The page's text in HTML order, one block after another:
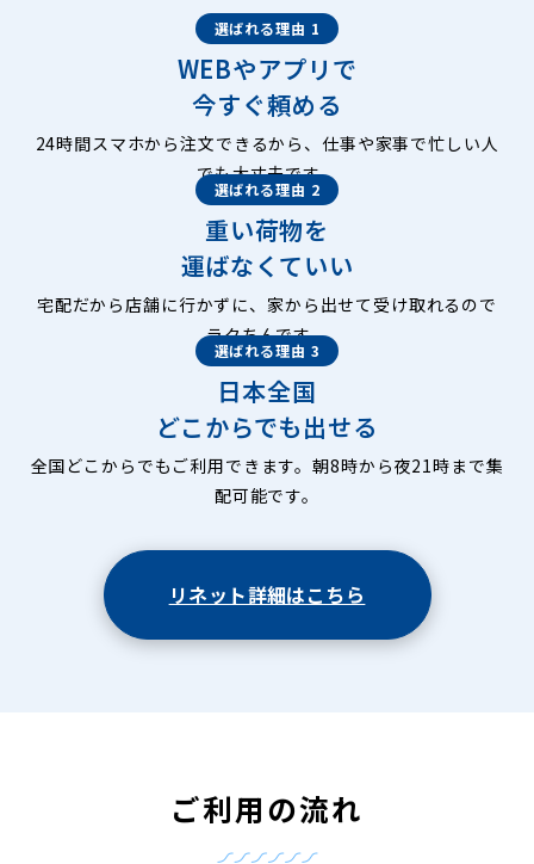
選ばれる理由 1
WEBやアプリで
今すぐ頼める
24時間スマホから注文できるから、仕事や家事で忙しい人
でも大丈夫です。
選ばれる理由 2
重い荷物を
運ばなくていい
宅配だから店舗に行かずに、家から出せて受け取れるので
ラクちんです。
選ばれる理由 3
日本全国
どこからでも出せる
全国どこからでもご利用できます。朝8時から夜21時まで集
配可能です。
リネット詳細はこちら
ご利用の流れ